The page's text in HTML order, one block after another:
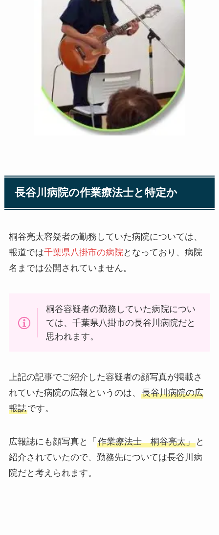
長谷川病院の作業療法士と特定か
桐谷亮太容疑者の勤務していた病院については、
報道では千葉県八掛市の病院となっており、病院
名までは公開されていません。
桐谷容疑者の勤務していた病院につい
ては、千葉県八掛市の長谷川病院だと
思われます。
上記の記事でご紹介した容疑者の顔写真が掲載さ
れていた病院の広報というのは、 長谷川病院の広
報誌です。
広報誌にも顔写真と「 作業療法士 桐谷亮太」と
紹介されていたので、勤務先については長谷川病
院だと考えられます。